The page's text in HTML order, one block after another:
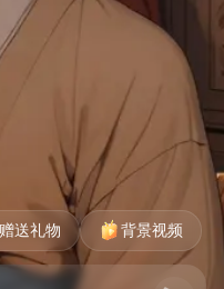
赠送礼物 背景视频